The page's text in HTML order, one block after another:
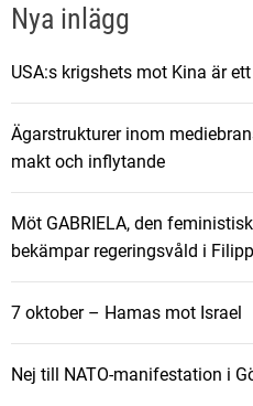
Nya inlägg
USA:s krigshets mot Kina är
Ägarstrukturer inom
makt och inflytande
Möt GABRIELA, den
bekämpar regeringsvåld i
7 oktober – Hamas mot Israel
Nej till NATO-manifestation i